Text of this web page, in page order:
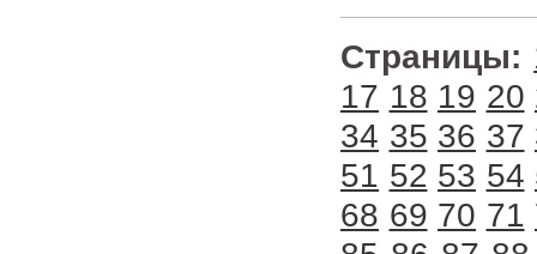
Страницы:
17 18 19 20
34 35 36 37
51 52 53 54
68 69 70 71